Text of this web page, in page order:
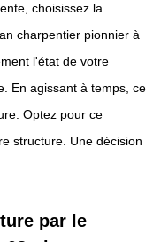
choisissez la
charpentier pionnier à
l'état de votre
En agissant à temps, ce
Optez pour ce
structure. Une décision
par le